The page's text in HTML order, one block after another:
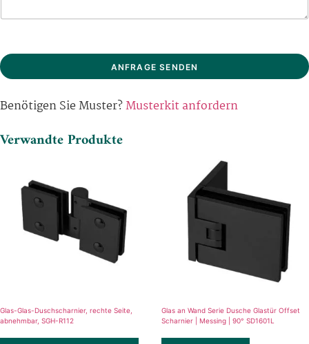
ANFRAGE SENDEN
Benötigen Sie Muster?Musterkit anfordern
Verwandte Produkte
Glas-Glas-Duschscharnier, rechte Seite,
abnehmbar, SGH-R112
Glas an Wand Serie Dusche Glastür Offset
Scharnier | Messing | 90° SD1601L